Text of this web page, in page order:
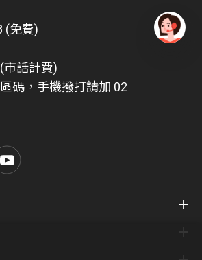
(免費)
市話計費)
碼，手機撥打請加 02